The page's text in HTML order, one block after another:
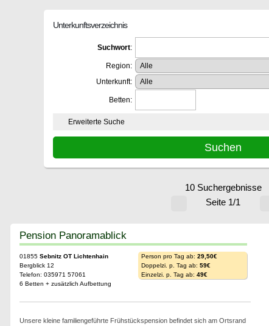
Unterkunftsverzeichnis
Suchwort:
Region:
Unterkunft:
Betten:
Erweiterte Suche
10 Suchergebnisse
Seite 1/1
Pension Panoramablick
01855 Sebnitz OT Lichtenhain
Bergblick 12
Telefon: 035971 57061
6 Betten + zusätzlich Aufbettung
Person pro Tag ab: 29,50€
Doppelzi. p. Tag ab: 59€
Einzelzi. p. Tag ab: 49€
Unsere kleine familiengeführte Frühstückspension befindet sich am Ortsrand